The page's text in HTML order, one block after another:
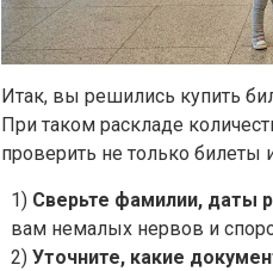
Итак, вы решились купить
При таком раскладе
проверить не только билеты
Сверьте фамилии, даты
вам немалых нервов и
Уточните, какие